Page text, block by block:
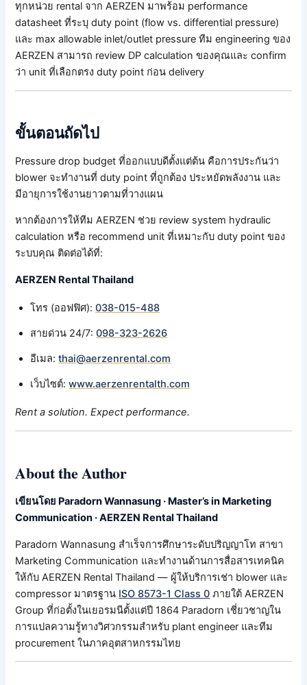
ทุกหน่วย rental จาก AERZEN มาพร้อม performance
datasheet ที่ระบุ duty point (flow vs. differential pressure)
และ max allowable inlet/outlet pressure ทีม engineering ของ
AERZEN สามารถ review DP calculation ของคุณและ confirm
ว่า unit ที่เลือกตรง duty point ก่อน delivery
ขั้นตอนถัดไป
Pressure drop budget ที่ออกแบบดีตั้งแต่ต้น คือการประกันว่า
blower จะทำงานที่ duty point ที่ถูกต้อง ประหยัดพลังงาน และ
มีอายุการใช้งานยาวตามที่วางแผน
หากต้องการให้ทีม AERZEN ช่วย review system hydraulic
calculation หรือ recommend unit ที่เหมาะกับ duty point ของ
ระบบคุณ ติดต่อได้ที่:
AERZEN Rental Thailand
โทร (ออฟฟิศ):038-015-488
สายด่วน 24/7:098-323-2626
อีเมล:thai@aerzenrental.com
เว็บไซต์:www.aerzenrentalth.com
Rent a solution. Expect performance.
About the Author
เขียนโดย Paradorn Wannasung · Master’s in Marketing
Communication · AERZEN Rental Thailand
Paradorn Wannasung สำเร็จการศึกษาระดับปริญญาโท สาขา
Marketing Communication และทำงานด้านการสื่อสารเทคนิค
ให้กับ AERZEN Rental Thailand — ผู้ให้บริการเช่า blower และ
compressor มาตรฐาน ISO 8573-1 Class 0 ภายใต้ AERZEN
Group ที่ก่อตั้งในเยอรมนีตั้งแต่ปี 1864 Paradorn เชี่ยวชาญใน
การแปลความรู้ทางวิศวกรรมสำหรับ plant engineer และทีม
procurement ในภาคอุตสาหกรรมไทย